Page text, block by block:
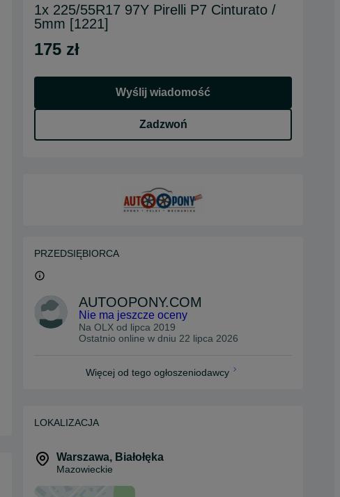
1x 225/55R17 97Y Pirelli P7 Cinturato /
5mm [1221]
175 zł
Wyślij wiadomość
Zadzwoń
PRZEDSIĘBIORCA
AUTOOPONY.COM
Nie ma jeszcze oceny
Na OLX od lipca 2019
Ostatnio online w dniu 22 lipca 2026
Więcej od tego ogłoszeniodawcy
LOKALIZACJA
Warszawa, Białołęka
Mazowieckie